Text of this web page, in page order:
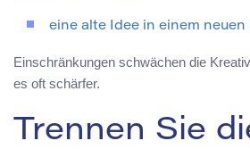
eine alte Idee in einem
Einschränkungen schwächen die
es oft schärfer.
Trennen Sie